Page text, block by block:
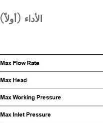
الأداء